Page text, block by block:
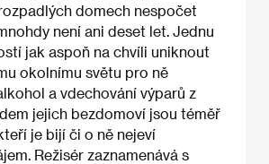
domech nespočet
není ani deset let. Jednu
jak aspoň na chvíli uniknout
okolnímu světu pro ně
a vdechování výparů z
jejich bezdomoví jsou téměř
je bijí či o ně nejeví
Režisér zaznamenává s